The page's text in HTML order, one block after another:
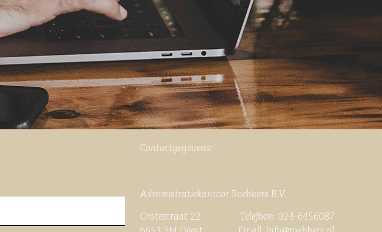
Contactgegevens:
Administratiekantoor Roebbers B.V.
Grotestraat 22 Telefoon: 024-6456087